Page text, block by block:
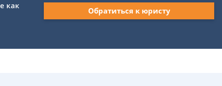
как
Обратиться к юристу